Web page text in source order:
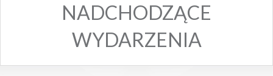
NADCHODZĄCE
WYDARZENIA